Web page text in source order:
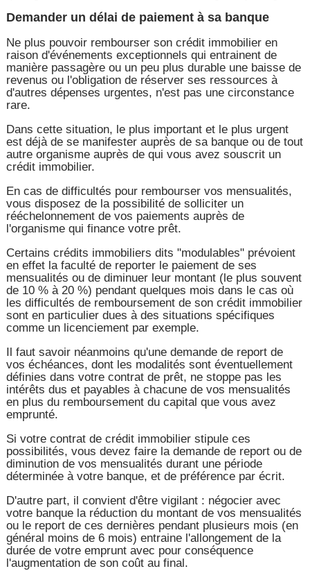
Demander un délai de paiement à sa banque
Ne plus pouvoir rembourser son crédit immobilier en
raison d'événements exceptionnels qui entrainent de
manière passagère ou un peu plus durable une baisse de
revenus ou l'obligation de réserver ses ressources à
d'autres dépenses urgentes, n'est pas une circonstance
rare.
Dans cette situation, le plus important et le plus urgent
est déjà de se manifester auprès de sa banque ou de tout
autre organisme auprès de qui vous avez souscrit un
crédit immobilier.
En cas de difficultés pour rembourser vos mensualités,
vous disposez de la possibilité de solliciter un
rééchelonnement de vos paiements auprès de
l'organisme qui finance votre prêt.
Certains crédits immobiliers dits "modulables" prévoient
en effet la faculté de reporter le paiement de ses
mensualités ou de diminuer leur montant (le plus souvent
de 10 % à 20 %) pendant quelques mois dans le cas où
les difficultés de remboursement de son crédit immobilier
sont en particulier dues à des situations spécifiques
comme un licenciement par exemple.
Il faut savoir néanmoins qu'une demande de report de
vos échéances, dont les modalités sont éventuellement
définies dans votre contrat de prêt, ne stoppe pas les
intérêts dus et payables à chacune de vos mensualités
en plus du remboursement du capital que vous avez
emprunté.
Si votre contrat de crédit immobilier stipule ces
possibilités, vous devez faire la demande de report ou de
diminution de vos mensualités durant une période
déterminée à votre banque, et de préférence par écrit.
D'autre part, il convient d'être vigilant : négocier avec
votre banque la réduction du montant de vos mensualités
ou le report de ces dernières pendant plusieurs mois (en
général moins de 6 mois) entraine l'allongement de la
durée de votre emprunt avec pour conséquence
l'augmentation de son coût au final.